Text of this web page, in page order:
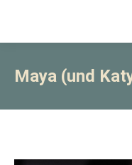
Maya (und